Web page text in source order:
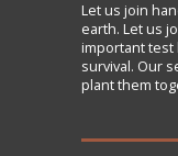
Let us join
earth. Let us
important test
survival. Our
plant them